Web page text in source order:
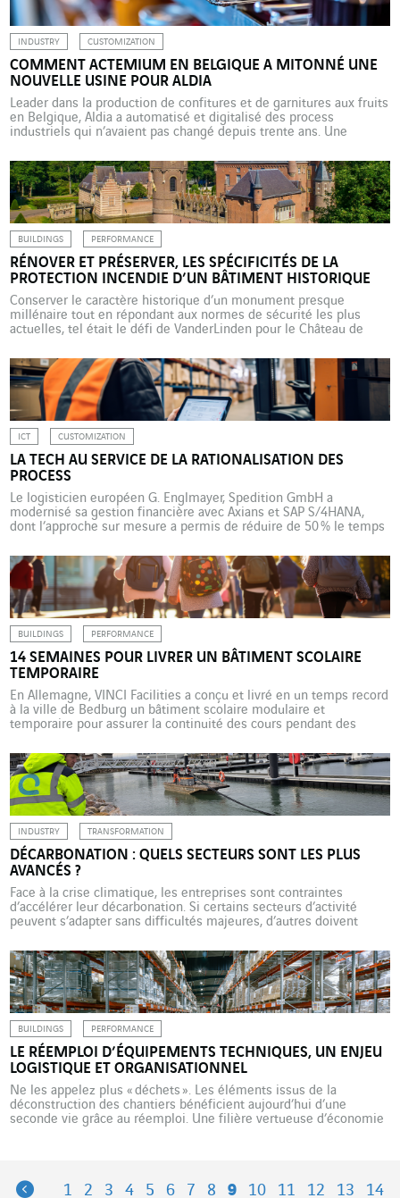
INDUSTRY CUSTOMIZATION
COMMENT ACTEMIUM EN BELGIQUE A MITONNÉ UNE
NOUVELLE USINE POUR ALDIA
Leader dans la production de confitures et de garnitures aux fruits
en Belgique, Aldia a automatisé et digitalisé des process
industriels qui n’avaient pas changé depuis trente ans. Une
VINCI Energies en pleine crise Covid. « Cette nouvelle usine était
une première pour Aldia, qui s’en est […]
BUILDINGS PERFORMANCE
RÉNOVER ET PRÉSERVER, LES SPÉCIFICITÉS DE LA
PROTECTION INCENDIE D’UN BÂTIMENT HISTORIQUE
Conserver le caractère historique d’un monument presque
millénaire tout en répondant aux normes de sécurité les plus
actuelles, tel était le défi de VanderLinden pour le Château de
Pays-Bas a choisi une approche fondée sur une solution
technique hybride. Bâti il y a près d’un millénaire, le […]
ICT CUSTOMIZATION
LA TECH AU SERVICE DE LA RATIONALISATION DES
PROCESS
Le logisticien européen G. Englmayer, Spedition GmbH a
modernisé sa gestion financière avec Axians et SAP S/4HANA,
dont l’approche sur mesure a permis de réduire de 50 % le temps
transparence des process. Depuis plus de cent soixante ans, G.
Englmayer, Spedition GmbH évolue dans le secteur du […]
BUILDINGS PERFORMANCE
14 SEMAINES POUR LIVRER UN BÂTIMENT SCOLAIRE
TEMPORAIRE
En Allemagne, VINCI Facilities a conçu et livré en un temps record
à la ville de Bedburg un bâtiment scolaire modulaire et
temporaire pour assurer la continuité des cours pendant des
l’entreprise en matière de solutions flexibles. Le 22 mai 2025,
VINCI Facilities Solution en Allemagne […]
INDUSTRY TRANSFORMATION
DÉCARBONATION : QUELS SECTEURS SONT LES PLUS
AVANCÉS ?
Face à la crise climatique, les entreprises sont contraintes
d’accélérer leur décarbonation. Si certains secteurs d’activité
peuvent s’adapter sans difficultés majeures, d’autres doivent
enjeux. VINCI Energies accompagne de nombreuses entreprises
dans cette trajectoire d’atténuation et d’adaptation. Dans un
contexte mondial de crise climatique, de volatilité énergétique et
[…]
BUILDINGS PERFORMANCE
LE RÉEMPLOI D’ÉQUIPEMENTS TECHNIQUES, UN ENJEU
LOGISTIQUE ET ORGANISATIONNEL
Ne les appelez plus « déchets ». Les éléments issus de la
déconstruction des chantiers bénéficient aujourd’hui d’une
seconde vie grâce au réemploi. Une filière vertueuse d’économie
Previous
1 2 3 4 5 6 7 8 9 10 11 12 13
14